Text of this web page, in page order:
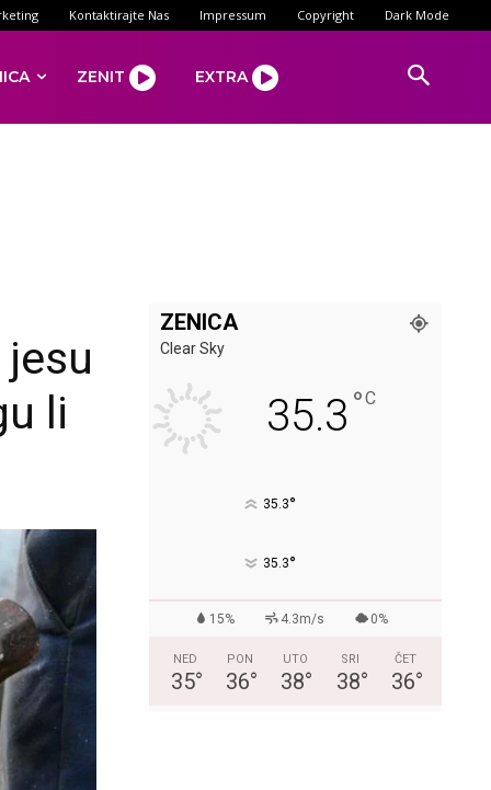
Kontaktirajte Nas Impressum Copyright Dark Mode
ZENIT EXTRA
li
ZENICA
Clear Sky
35.3 °C
35.3°
35.3°
15% 4.3m/s 0%
NED
35°
PON
36°
UTO
38°
SRI
38°
ČET
36°